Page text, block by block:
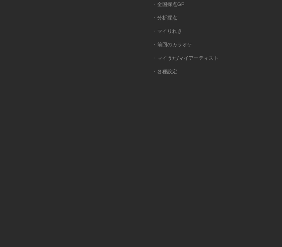
・全国採点GP
・分析採点
・マイりれき
・前回のカラオケ
・マイうた/マイアーティスト
・各種設定